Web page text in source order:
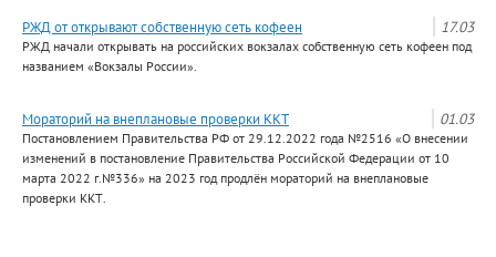
17.03
РЖД от открывают собственную сеть кофеен
РЖД начали открывать на российских вокзалах собственную сеть кофеен под
названием «Вокзалы России».
01.03
Мораторий на внеплановые проверки ККТ
Постановлением Правительства РФ от 29.12.2022 года №2516 «О внесении
изменений в постановление Правительства Российской Федерации от 10
марта 2022 г.№336» на 2023 год продлён мораторий на внеплановые
проверки ККТ.